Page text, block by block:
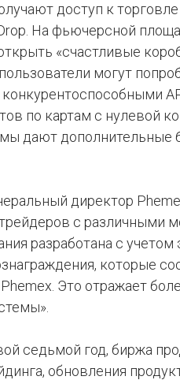
доступ к
На фьючерсной
«счастливые
могут
по картам с нулевой
дают дополнительные
директор
с различными
разработана с учетом
которые
Это отражает
седьмой год, биржа
обновления